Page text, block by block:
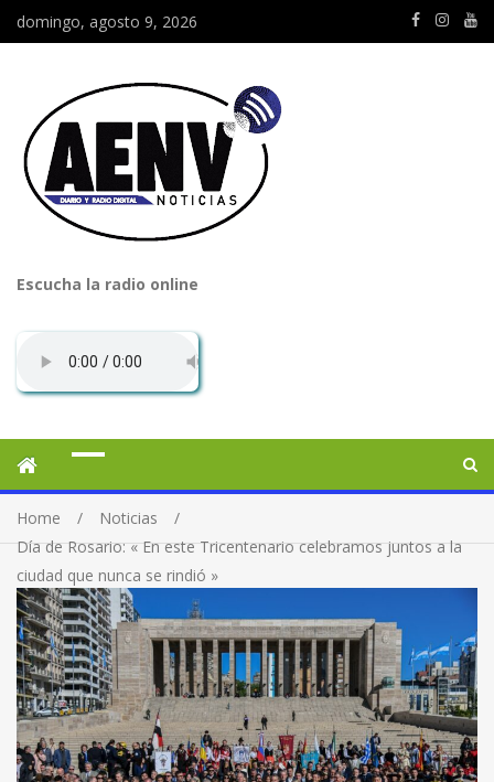
domingo, agosto 9, 2026
Escucha la radio online
Home
Noticias
Día de Rosario: « En este Tricentenario celebramos juntos a la
ciudad que nunca se rindió »